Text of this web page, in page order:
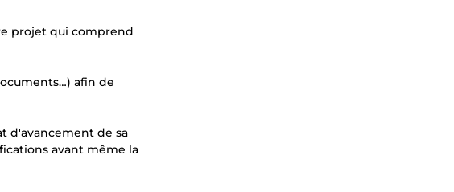
projet qui comprend
afin de
d'avancement de sa
avant même la